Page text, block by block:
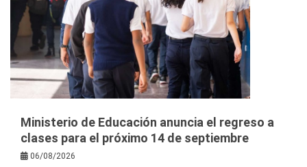
Ministerio de Educación anuncia el regreso a
clases para el próximo 14 de septiembre
06/08/2026